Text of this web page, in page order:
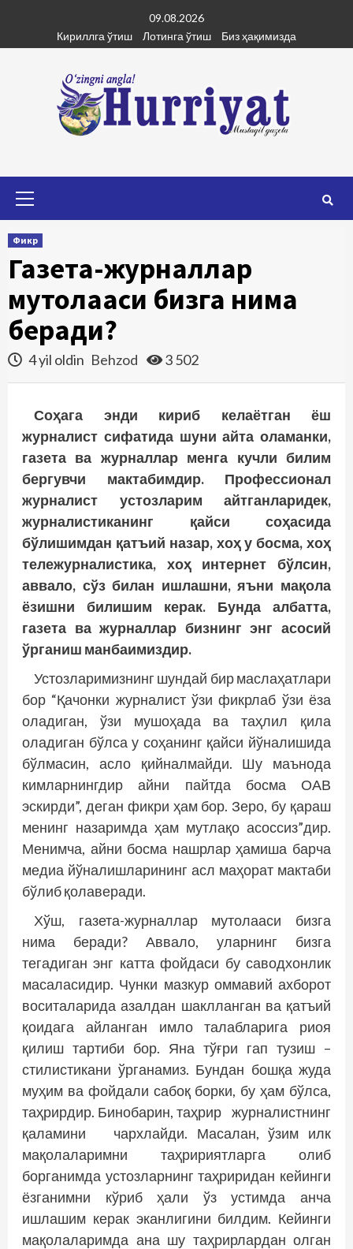
content
09.08.2026
Кириллга ўтиш
Лотинга ўтиш Биз ҳақимизда
Фикр
Газета-журналлар
мутолааси бизга нима
беради?
4 yil oldin Behzod 3 502
Соҳага энди кириб келаётган ёш
журналист сифатида шуни айта оламанки,
газета ва журналлар менга кучли билим
бергувчи мактабимдир. Профессионал
журналист устозларим айтганларидек,
журналистиканинг қайси соҳасида
бўлишимдан қатъий назар, хоҳ у босма, хоҳ
тележурналистика, хоҳ интернет бўлсин,
аввало, сўз билан ишлашни, яъни мақола
ёзишни билишим керак. Бунда албатта,
газета ва журналлар бизнинг энг асосий
ўрганиш манбаимиздир.
Устозларимизнинг шундай бир маслаҳатлари
бор “Қачонки журналист ўзи фикрлаб ўзи ёза
оладиган, ўзи мушоҳада ва таҳлил қила
оладиган бўлса у соҳанинг қайси йўналишида
бўлмасин, асло қийналмайди. Шу маънода
кимларнингдир айни пайтда босма ОАВ
эскирди”, деган фик­ри ҳам бор. Зеро, бу қараш
менинг назаримда ҳам мутлақо асоссиз”дир.
Менимча, айни босма нашрлар ҳамиша барча
медиа йўналишларининг асл маҳорат мактаби
бўлиб қолаверади.
Хўш, газета-журналлар мутолааси бизга
нима беради? Аввало, уларнинг бизга
тегадиган энг катта фойдаси бу саводхонлик
масаласидир. Чунки мазкур оммавий ахборот
воситаларида азалдан шаклланган ва қатъий
қоидага айланган имло талабларига риоя
қилиш тартиби бор. Яна тўғри гап тузиш –
стилистикани ўрганамиз. Бундан бошқа жуда
муҳим ва фойдали сабоқ борки, бу ҳам бўлса,
таҳрирдир. Бинобарин, таҳрир журналистнинг
қаламини чархлайди. Масалан, ўзим илк
мақолаларимни таҳририятларга олиб
борганимда устозларнинг таҳриридан кейинги
ёзганимни кўриб ҳали ўз устимда анча
ишлашим керак эканлигини билдим. Кейинги
мақолаларимда ана шу таҳрирлардан олган